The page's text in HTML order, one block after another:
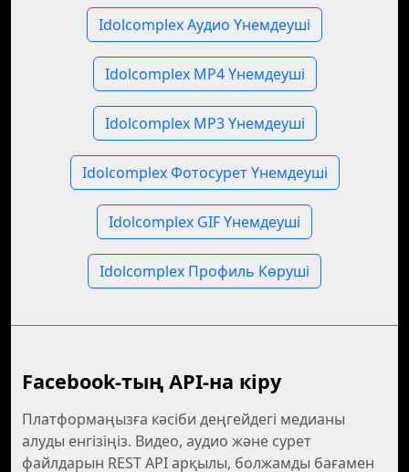
Idolcomplex Аудио Үнемдеуші
Idolcomplex MP4 Үнемдеуші
Idolcomplex MP3 Үнемдеуші
Idolcomplex Фотосурет Үнемдеуші
Idolcomplex GIF Үнемдеуші
Idolcomplex Профиль Көруші
Facebook-тың API-на кіру
Платформаңызға кәсіби деңгейдегі медианы
алуды енгізіңіз. Видео, аудио және сурет
файлдарын REST API арқылы, болжамды бағамен